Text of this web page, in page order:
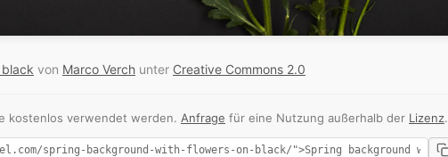
von Marco Verch unter Creative Commons 2.0
kostenlos verwendet werden. Anfrage für eine Nutzung außerhalb der Lizenz.